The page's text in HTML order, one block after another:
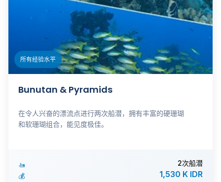
所有经验水平
Bunutan & Pyramids
在令人兴奋的漂流点进行两次船潜，拥有丰富的硬珊瑚
和软珊瑚组合，能见度极佳。
🚤
2次船潜
💰
1,530 K IDR